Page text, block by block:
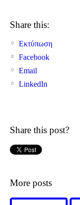
Share this:
Εκτύπωση
Facebook
Email
LinkedIn
Share this post?
More posts